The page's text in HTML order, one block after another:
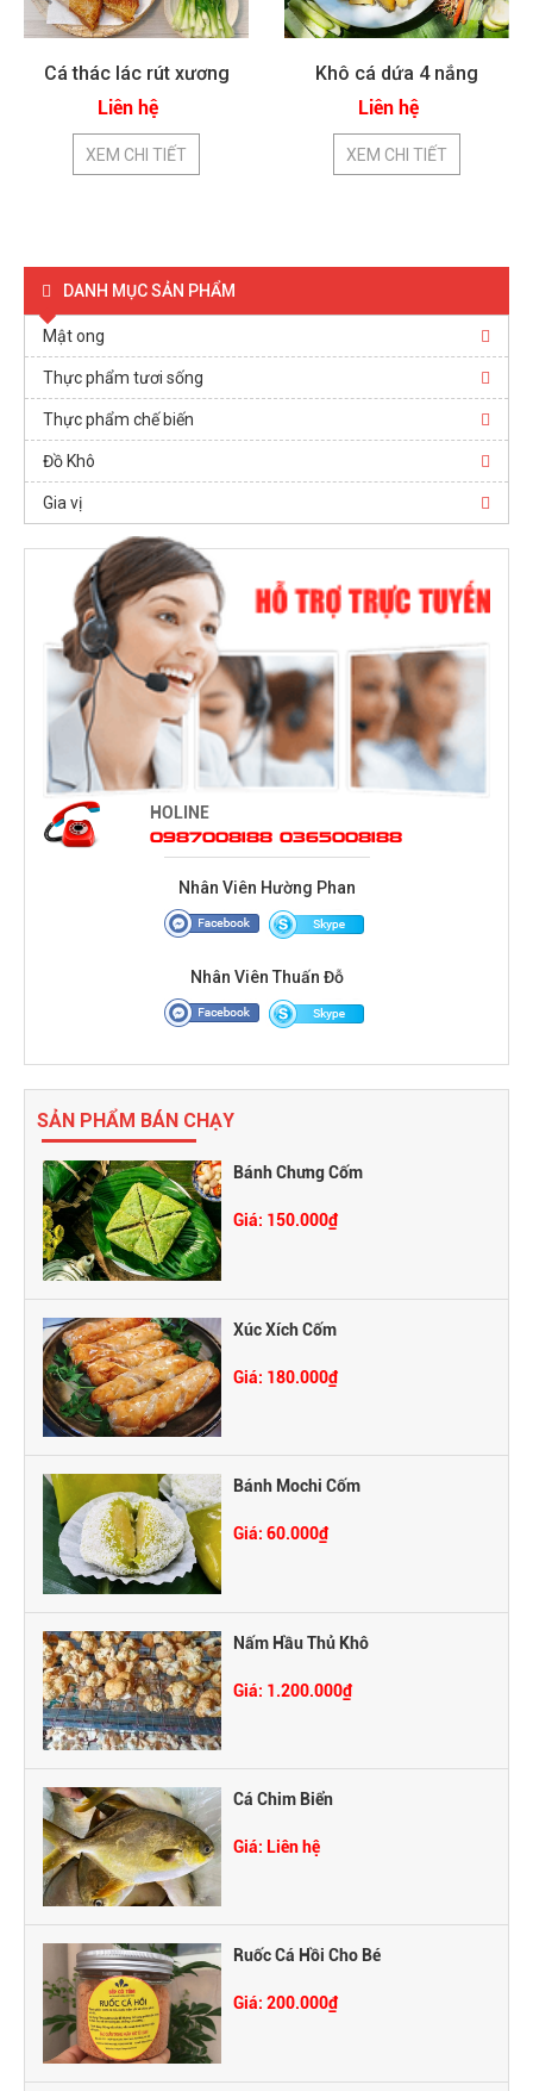
DANH MỤC SẢN PHẨM
Mật ong
Thực phẩm tươi sống
Thực phẩm chế biến
Đồ Khô
Gia vị
HOLINE
0987008188 0365008188
Nhân Viên Hường Phan
Nhân Viên Thuấn Đỗ
SẢN PHẨM BÁN CHẠY
Bánh Chưng Cốm
Giá: 150.000₫
Xúc Xích Cốm
Giá: 180.000₫
Bánh Mochi Cốm
Giá: 60.000₫
Nấm Hầu Thủ Khô
Giá: 1.200.000₫
Cá Chim Biển
Giá: Liên hệ
Ruốc Cá Hồi Cho Bé
Giá: 200.000₫
Cá thác lác rút xương
Liên hệ
XEM CHI TIẾT
Khô cá dứa 4 nắng
Liên hệ
XEM CHI TIẾT